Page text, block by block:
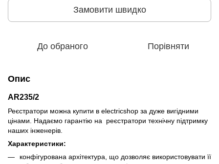
Замовити швидко
До обраного Порівняти
Опис
AR235/2
Реєстратори можна купити в electricshop за дуже вигідними
цінами. Надаємо гарантію на реєстратори технічну підтримку
наших інженерів.
Характеристики:
конфігурована архітектура, що дозволяє використовувати її